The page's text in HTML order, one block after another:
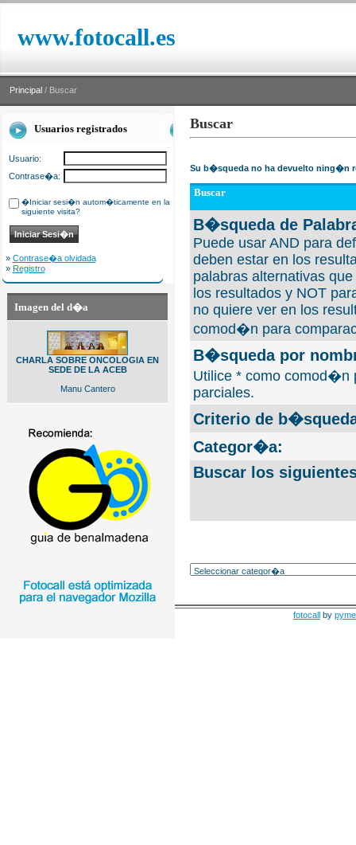
www.fotocall.es
Principal / Buscar
Usuarios registrados
Usuario:
Contrase�a:
�Iniciar sesi�n autom�ticamente en la
siguiente visita?
» Contrase�a olvidada
» Registro
Imagen del d�a
CHARLA SOBRE ONCOLOGIA EN
SEDE DE LA ACEB
Manu Cantero
Buscar
Su b�squeda no ha devuelto ning�n
Buscar
B�squeda de
Puede usar AND para
deben estar en los
palabras alternativas
los resultados y NOT
no quiere ver en los
comod�n para
B�squeda por
Utilice * como comod�n
parciales.
Criterio de
Categor�a:
Buscar los
fotocall by